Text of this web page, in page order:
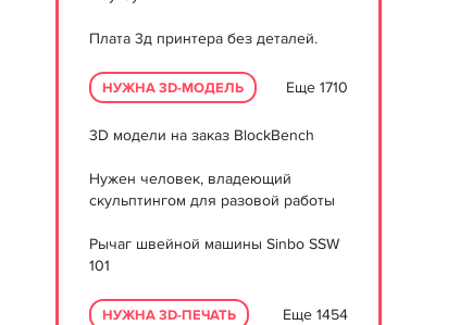
Плата 3д принтера без деталей.
НУЖНА 3D-МОДЕЛЬ Еще 1710
3D модели на заказ BlockBench
Нужен человек, владеющий
скульптингом для разовой работы
Рычаг швейной машины Sinbo SSW
101
НУЖНА 3D-ПЕЧАТЬ Еще 1454